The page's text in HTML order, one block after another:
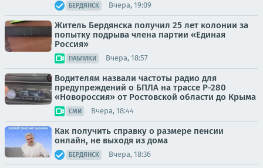
БЕРДЯНСК Вчера, 19:09
Житель Бердянска получил 25 лет колонии за
попытку подрыва члена партии «Единая
Россия»
ПАБЛИКИ Вчера, 18:57
Водителям назвали частоты радио для
предупреждений о БПЛА на трассе Р-280
«Новороссия» от Ростовской области до Крыма
СМИ Вчера, 18:44
Как получить справку о размере пенсии
онлайн, не выходя из дома
БЕРДЯНСК Вчера, 18:36